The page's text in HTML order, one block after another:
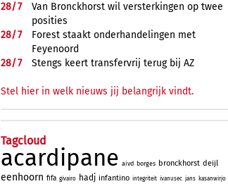
28/7
Van Bronckhorst wil versterkingen op twee
posities
28/7
Forest staakt onderhandelingen met
Feyenoord
28/7 Stengs keert transfervrij terug bij AZ
Stel hier in welk nieuws jij belangrijk vindt.
Tagcloud
acardipane aivd borges bronckhorst deijl
eenhoorn fifa givairo hadj infantino integriteit ivanusec jans kasanwirjo